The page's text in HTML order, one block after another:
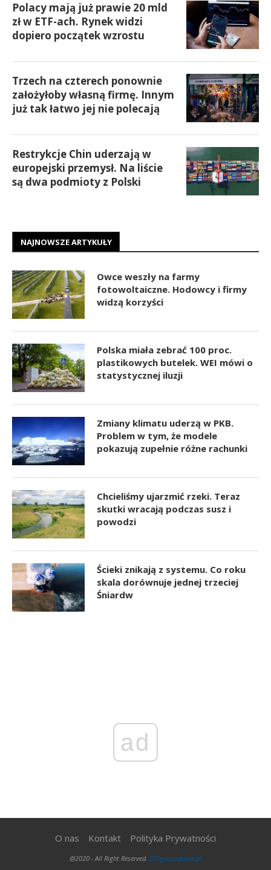
Polacy mają już prawie 20 mld
zł w ETF-ach. Rynek widzi
dopiero początek wzrostu
Trzech na czterech ponownie
założyłoby własną firmę. Innym
już tak łatwo jej nie polecają
Restrykcje Chin uderzają w
europejski przemysł. Na liście
są dwa podmioty z Polski
NAJNOWSZE ARTYKUŁY
Owce weszły na farmy
fotowoltaiczne. Hodowcy i firmy
widzą korzyści
Polska miała zebrać 100 proc.
plastikowych butelek. WEI mówi o
statystycznej iluzji
Zmiany klimatu uderzą w PKB.
Problem w tym, że modele
pokazują zupełnie różne rachunki
Chcieliśmy ujarzmić rzeki. Teraz
skutki wracają podczas susz i
powodzi
Ścieki znikają z systemu. Co roku
skala dorównuje jednej trzeciej
Śniardw
ad
O nas Kontakt Polityka Prywatności
@2020 - All Right Reserved. 300gospodarka.pl